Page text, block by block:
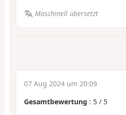
Maschinell übersetzt
07 Aug 2024 um 20:09
Gesamtbewertung : 5 / 5